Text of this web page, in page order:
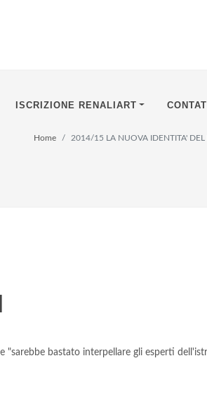
ISCRIZIONE RENALIART
Home 2014/15 LA NUOVA IDENTITA' DEL
"sarebbe bastato interpellare gli esperti